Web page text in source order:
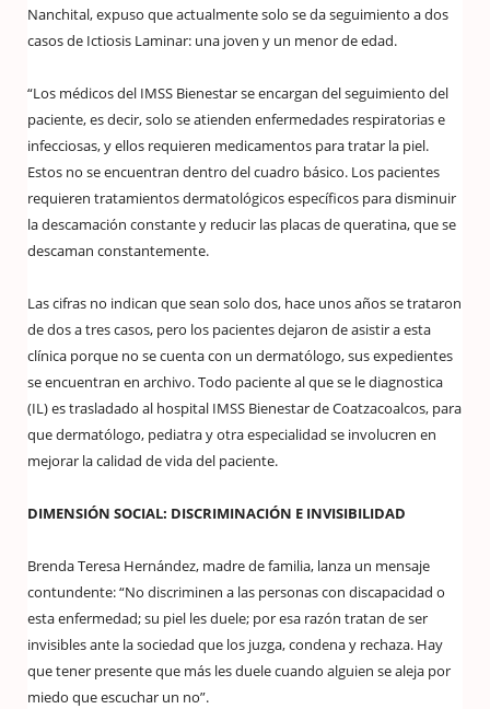
Nanchital, expuso que actualmente solo se da seguimiento a dos
casos de Ictiosis Laminar: una joven y un menor de edad.
“Los médicos del IMSS Bienestar se encargan del seguimiento del
paciente, es decir, solo se atienden enfermedades respiratorias e
infecciosas, y ellos requieren medicamentos para tratar la piel.
Estos no se encuentran dentro del cuadro básico. Los pacientes
requieren tratamientos dermatológicos específicos para disminuir
la descamación constante y reducir las placas de queratina, que se
descaman constantemente.
Las cifras no indican que sean solo dos, hace unos años se trataron
de dos a tres casos, pero los pacientes dejaron de asistir a esta
clínica porque no se cuenta con un dermatólogo, sus expedientes
se encuentran en archivo. Todo paciente al que se le diagnostica
(IL) es trasladado al hospital IMSS Bienestar de Coatzacoalcos, para
que dermatólogo, pediatra y otra especialidad se involucren en
mejorar la calidad de vida del paciente.
DIMENSIÓN SOCIAL: DISCRIMINACIÓN E INVISIBILIDAD
Brenda Teresa Hernández, madre de familia, lanza un mensaje
contundente: “No discriminen a las personas con discapacidad o
esta enfermedad; su piel les duele; por esa razón tratan de ser
invisibles ante la sociedad que los juzga, condena y rechaza. Hay
que tener presente que más les duele cuando alguien se aleja por
miedo que escuchar un no”.